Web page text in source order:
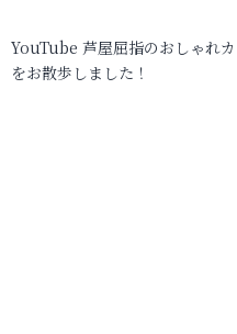
YouTube 芦屋屈指のおしゃれ
をお散歩しました！